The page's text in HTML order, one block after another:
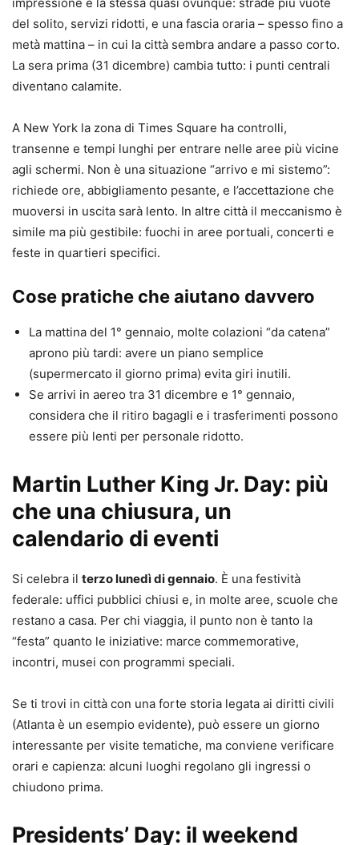
del solito, servizi ridotti, e una fascia oraria – spesso fino a
metà mattina – in cui la città sembra andare a passo corto.
La sera prima (31 dicembre) cambia tutto: i punti centrali
diventano calamite.
A New York la zona di Times Square ha controlli,
transenne e tempi lunghi per entrare nelle aree più vicine
agli schermi. Non è una situazione “arrivo e mi sistemo”:
richiede ore, abbigliamento pesante, e l’accettazione che
muoversi in uscita sarà lento. In altre città il meccanismo è
simile ma più gestibile: fuochi in aree portuali, concerti e
feste in quartieri specifici.
Cose pratiche che aiutano davvero
La mattina del 1° gennaio, molte colazioni “da catena”
aprono più tardi: avere un piano semplice
(supermercato il giorno prima) evita giri inutili.
Se arrivi in aereo tra 31 dicembre e 1° gennaio,
considera che il ritiro bagagli e i trasferimenti possono
essere più lenti per personale ridotto.
Martin Luther King Jr. Day: più
che una chiusura, un
calendario di eventi
Si celebra il terzo lunedì di gennaio. È una festività
federale: uffici pubblici chiusi e, in molte aree, scuole che
restano a casa. Per chi viaggia, il punto non è tanto la
“festa” quanto le iniziative: marce commemorative,
incontri, musei con programmi speciali.
Se ti trovi in città con una forte storia legata ai diritti civili
(Atlanta è un esempio evidente), può essere un giorno
interessante per visite tematiche, ma conviene verificare
orari e capienza: alcuni luoghi regolano gli ingressi o
chiudono prima.
Presidents’ Day: il weekend